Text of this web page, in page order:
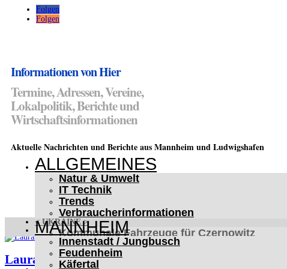
Folgen
Folgen
Informationen von Hier
Termine, Adressen, Vereine,
Lokalpolitik, Berichte und
Wirtschaftsinformationen
Aktuelle Nachrichten und Berichte aus Mannheim und Ludwigshafen
ALLGEMEINES
Natur & Umwelt
IT Technik
Trends
Verbraucherinformationen
MANNHEIM
Innenstadt / Jungbusch
Feudenheim
Käfertal
< UKRAINE >
Kommunale Fahrzeuge für Czernowitz
Nutzfahrzeuge für Czernowitz
Future Tram Ukraine
Lauras Home Service